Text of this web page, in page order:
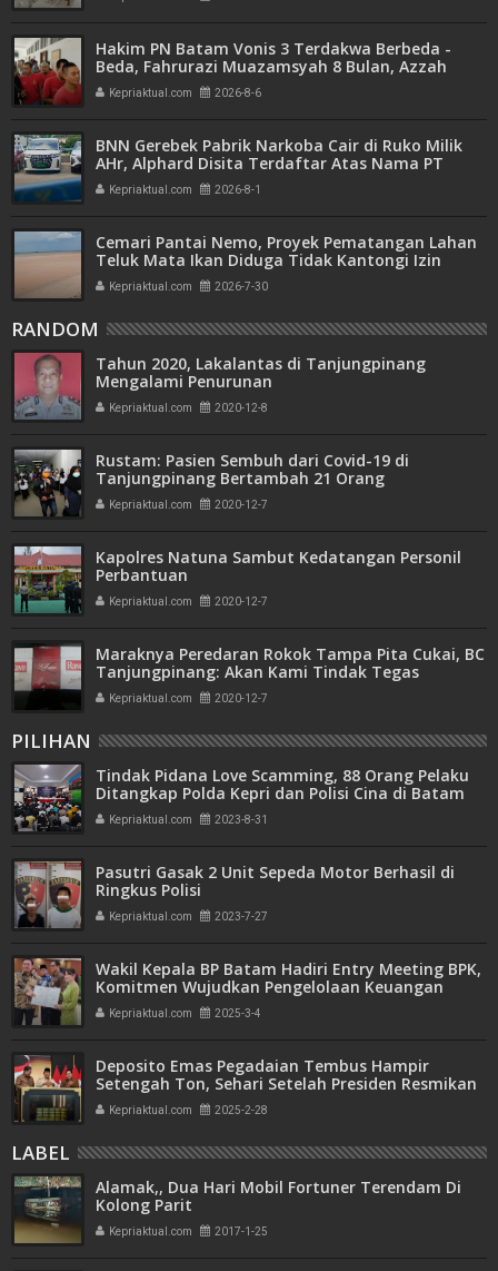
Hakim PN Batam Vonis 3 Terdakwa Berbeda -
Beda, Fahrurazi Muazamsyah 8 Bulan, Azzah
Azzurah dan Risma Divonis 2 Tahun 6 Bulan
Kepriaktual.com 2026-8-6
BNN Gerebek Pabrik Narkoba Cair di Ruko Milik
AHr, Alphard Disita Terdaftar Atas Nama PT
Mitra Usaha Properti
Kepriaktual.com 2026-8-1
Cemari Pantai Nemo, Proyek Pematangan Lahan
Teluk Mata Ikan Diduga Tidak Kantongi Izin
Amdal
Kepriaktual.com 2026-7-30
RANDOM
Tahun 2020, Lakalantas di Tanjungpinang
Mengalami Penurunan
Kepriaktual.com 2020-12-8
Rustam: Pasien Sembuh dari Covid-19 di
Tanjungpinang Bertambah 21 Orang
Kepriaktual.com 2020-12-7
Kapolres Natuna Sambut Kedatangan Personil
Perbantuan
Kepriaktual.com 2020-12-7
Maraknya Peredaran Rokok Tampa Pita Cukai, BC
Tanjungpinang: Akan Kami Tindak Tegas
Kepriaktual.com 2020-12-7
PILIHAN
Tindak Pidana Love Scamming, 88 Orang Pelaku
Ditangkap Polda Kepri dan Polisi Cina di Batam
Kepriaktual.com 2023-8-31
Pasutri Gasak 2 Unit Sepeda Motor Berhasil di
Ringkus Polisi
Kepriaktual.com 2023-7-27
Wakil Kepala BP Batam Hadiri Entry Meeting BPK,
Komitmen Wujudkan Pengelolaan Keuangan
Transparan dan Akuntabel
Kepriaktual.com 2025-3-4
Deposito Emas Pegadaian Tembus Hampir
Setengah Ton, Sehari Setelah Presiden Resmikan
Bank Emas
Kepriaktual.com 2025-2-28
LABEL
Alamak,, Dua Hari Mobil Fortuner Terendam Di
Kolong Parit
Kepriaktual.com 2017-1-25